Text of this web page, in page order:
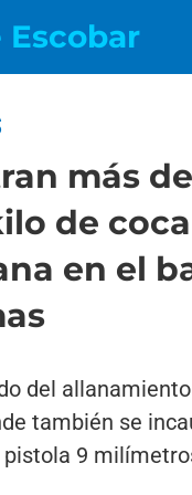
Escobar
más de
de
en el
del
también se
pistola 9